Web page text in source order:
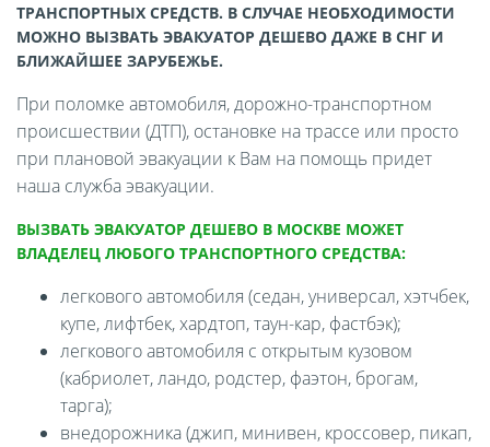
ТРАНСПОРТНЫХ СРЕДСТВ. В СЛУЧАЕ НЕОБХОДИМОСТИ
МОЖНО ВЫЗВАТЬ ЭВАКУАТОР ДЕШЕВО ДАЖЕ В СНГ И
БЛИЖАЙШЕЕ ЗАРУБЕЖЬЕ.
При поломке автомобиля, дорожно-транспортном
происшествии (ДТП), остановке на трассе или просто
при плановой эвакуации к Вам на помощь придет
наша служба эвакуации.
ВЫЗВАТЬ ЭВАКУАТОР ДЕШЕВО В МОСКВЕ МОЖЕТ
ВЛАДЕЛЕЦ ЛЮБОГО ТРАНСПОРТНОГО СРЕДСТВА:
легкового автомобиля (седан, универсал, хэтчбек,
купе, лифтбек, хардтоп, таун-кар, фастбэк);
легкового автомобиля с открытым кузовом
(кабриолет, ландо, родстер, фаэтон, брогам,
тарга);
внедорожника (джип, минивен, кроссовер, пикап,